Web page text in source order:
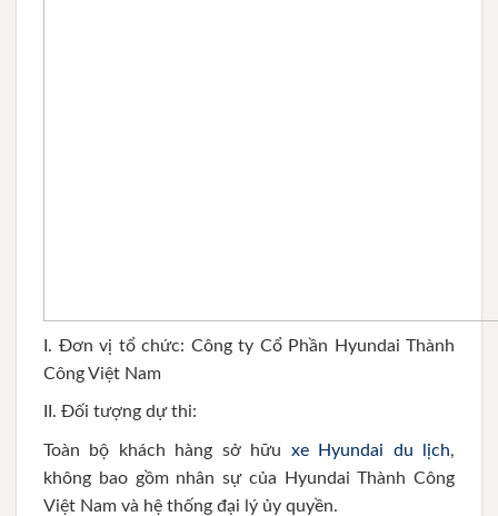
I. Đơn vị tổ chức: Công ty Cổ Phần Hyundai Thành
Công Việt Nam
II. Đối tượng dự thi:
Toàn bộ khách hàng sở hữu xe Hyundai du lịch,
không bao gồm nhân sự của Hyundai Thành Công
Việt Nam và hệ thống đại lý ủy quyền.